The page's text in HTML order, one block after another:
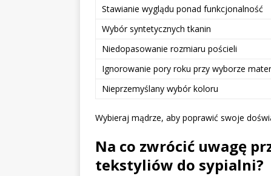
Stawianie wyglądu ponad funkcjonalność
Wybór syntetycznych tkanin
Niedopasowanie rozmiaru pościeli
Ignorowanie pory roku przy wyborze
Nieprzemyślany wybór koloru
Wybieraj mądrze, aby poprawić swoje
Na co zwrócić uwagę
tekstyliów do sypialni?